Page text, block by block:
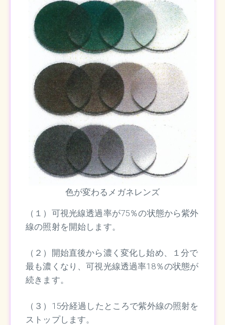
色が変わるメガネレンズ
（１）可視光線透過率が75％の状態から紫外
線の照射を開始します。
（２）開始直後から濃く変化し始め、１分で
最も濃くなり、可視光線透過率18％の状態が
続きます。
（３）15分経過したところで紫外線の照射を
ストップします。